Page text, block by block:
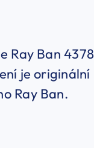
Ray Ban
je originální
Ray Ban.